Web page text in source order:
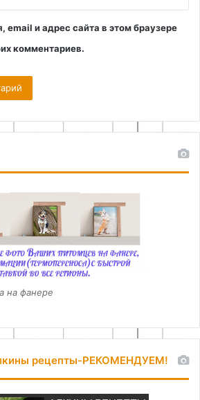
email и адрес сайта в этом браузере
комментариев.
на фанере
рецепты-РЕКОМЕНДУЕМ!